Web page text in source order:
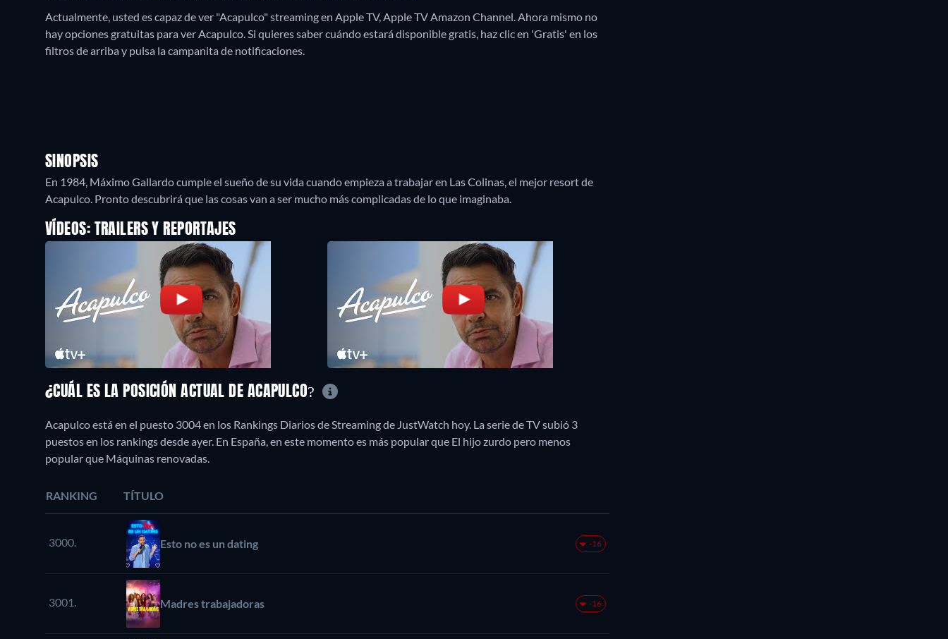
Actualmente, usted es capaz de ver "Acapulco" streaming en Apple TV, Apple TV Amazon Channel. Ahora mismo no
hay opciones gratuitas para ver Acapulco. Si quieres saber cuándo estará disponible gratis, haz clic en 'Gratis' en los
filtros de arriba y pulsa la campanita de notificaciones.
SINOPSIS
En 1984, Máximo Gallardo cumple el sueño de su vida cuando empieza a trabajar en Las Colinas, el mejor resort de
Acapulco. Pronto descubrirá que las cosas van a ser mucho más complicadas de lo que imaginaba.
VÍDEOS: TRAILERS Y REPORTAJES
¿CUÁL ES LA POSICIÓN ACTUAL DE ACAPULCO?
Acapulco está en el puesto 3004 en los Rankings Diarios de Streaming de JustWatch hoy. La serie de TV subió 3
puestos en los rankings desde ayer. En España, en este momento es más popular que El hijo zurdo pero menos
popular que Máquinas renovadas.
RANKING TÍTULO
3000. Esto no es un dating -16
3001. Madres trabajadoras -16